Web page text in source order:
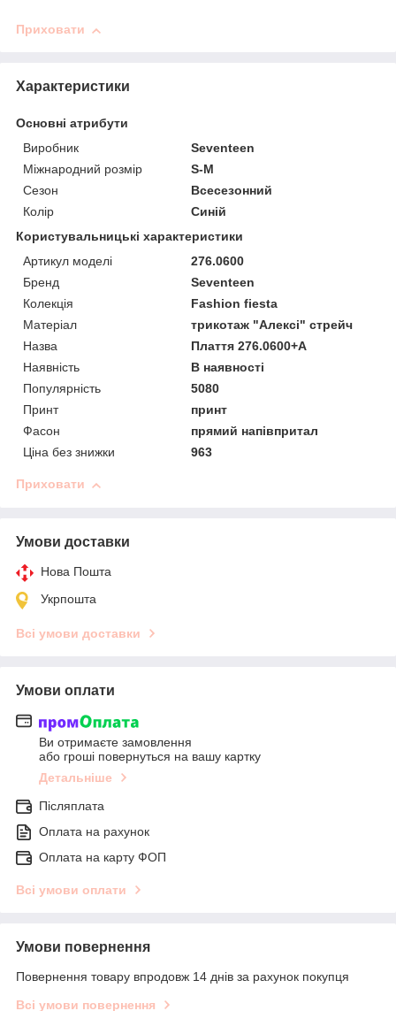
Приховати
Характеристики
Основні атрибути
Виробник
Seventeen
Міжнародний розмір
S-M
Сезон
Всесезонний
Колір
Синій
Користувальницькі характеристики
Артикул моделі
276.0600
Бренд
Seventeen
Колекція
Fashion fiesta
Матеріал
трикотаж "Алексі" стрейч
Назва
Плаття 276.0600+А
Наявність
В наявності
Популярність
5080
Принт
принт
Фасон
прямий напівпритал
Ціна без знижки
963
Приховати
Умови доставки
Нова Пошта
Укрпошта
Всі умови доставки
Умови оплати
Ви отримаєте замовлення
або гроші повернуться на вашу картку
Детальніше
Післяплата
Оплата на рахунок
Оплата на карту ФОП
Всі умови оплати
Умови повернення
Повернення товару впродовж 14 днів за рахунок покупця
Всі умови повернення